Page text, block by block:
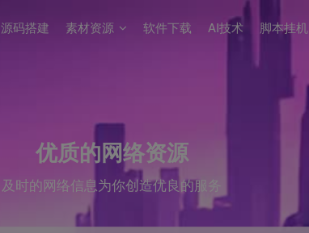
源码搭建 素材资源 软件下载 AI技术 脚本挂机
优质的网络资源
及时的网络信息为你创造优良的服务